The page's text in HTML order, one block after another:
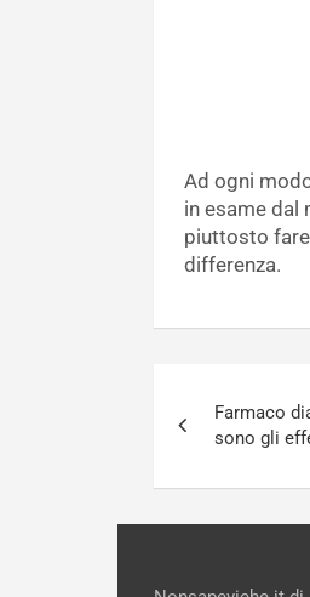
Ad ogni
in esame dal
piuttosto
differenza.
articoli
Farmaco
sono gli